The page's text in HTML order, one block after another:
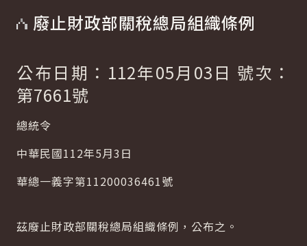
廢止財政部關稅總局組織條例
公布日期：112年05月03日 號次：
第7661號
總統令
中華民國112年5月3日
華總一義字第11200036461號
茲廢止財政部關稅總局組織條例，公布之。